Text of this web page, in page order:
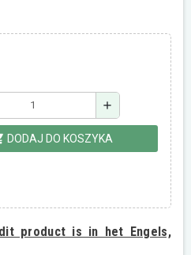
add
DODAJ DO KOSZYKA
product is in het Engels,